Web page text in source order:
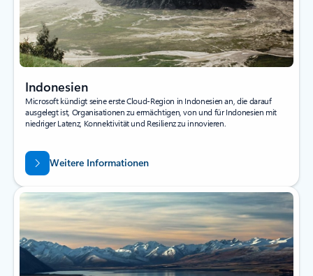
Indonesien
Microsoft kündigt seine erste Cloud-Region in Indonesien an, die darauf
ausgelegt ist, Organisationen zu ermächtigen, von und für Indonesien mit
niedriger Latenz, Konnektivität und Resilienz zu innovieren.
Weitere Informationen